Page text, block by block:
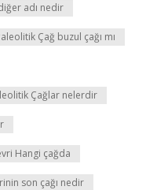
adı nedir
Çağ buzul çağı mı
Çağlar nelerdir
Hangi çağda
son çağı nedir